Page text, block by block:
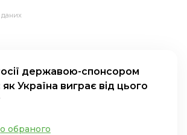
даних
державою-спонсором
Україна виграє від цього
обраного